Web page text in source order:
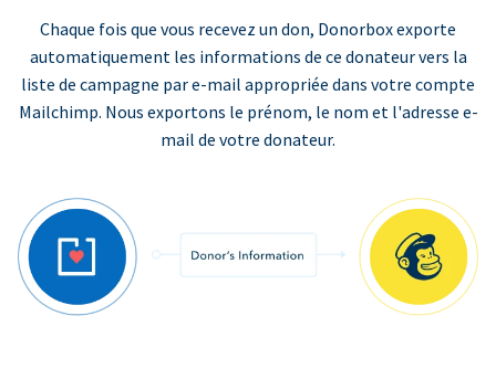
Chaque fois que vous recevez un don, Donorbox exporte
automatiquement les informations de ce donateur vers la
liste de campagne par e-mail appropriée dans votre compte
Mailchimp. Nous exportons le prénom, le nom et l'adresse e-
mail de votre donateur.